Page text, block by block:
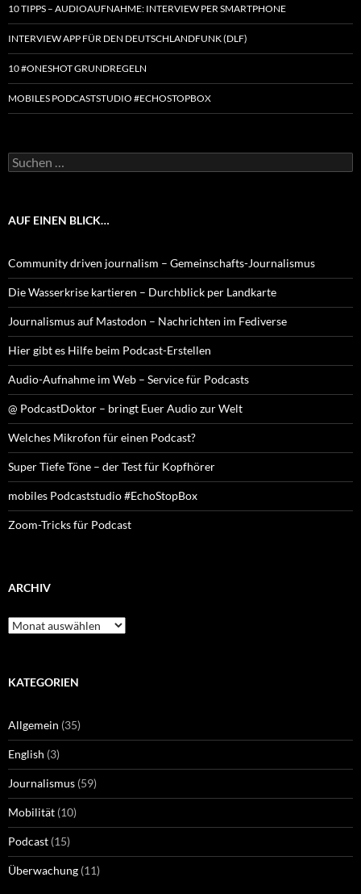
10 TIPPS – AUDIOAUFNAHME: INTERVIEW PER SMARTPHONE
INTERVIEW APP FÜR DEN DEUTSCHLANDFUNK (DLF)
10 #ONESHOT GRUNDREGELN
MOBILES PODCASTSTUDIO #ECHOSTOPBOX
Suchen
nach:
AUF EINEN BLICK…
Community driven journalism – Gemeinschafts-Journalismus
Die Wasserkrise kartieren – Durchblick per Landkarte
Journalismus auf Mastodon – Nachrichten im Fediverse
Hier gibt es Hilfe beim Podcast-Erstellen
Audio-Aufnahme im Web – Service für Podcasts
@ PodcastDoktor – bringt Euer Audio zur Welt
Welches Mikrofon für einen Podcast?
Super Tiefe Töne – der Test für Kopfhörer
mobiles Podcaststudio #EchoStopBox
Zoom-Tricks für Podcast
ARCHIV
Archiv
KATEGORIEN
Allgemein (35)
English (3)
Journalismus (59)
Mobilität (10)
Podcast (15)
Überwachung (11)